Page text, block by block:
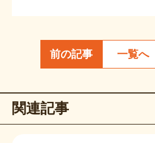
前の記事 一覧へ
関連記事